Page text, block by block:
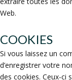
Web.
COOKIES
Si vous laissez un
d’enregistrer votre
des cookies. Ceux-ci